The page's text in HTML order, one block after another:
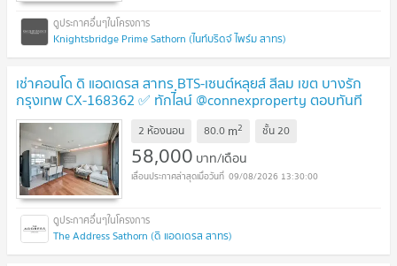
Knightsbridge Prime Sathorn (ไนท์บริดจ์ ไพร์ม สาทร)
เช่าคอนโด ดิ แอดเดรส สาทร ฺBTS-เซนต์หลุยส์ สีลม เขต บางรัก
กรุงเทพ CX-168362 ✅ ทักไลน์ @connexproperty ตอบทันที
ทีมงานมืออาชีพ ✅
2 ห้องนอน 80.0 m2 ชั้น20
58,000 บาท/เดือน
09/08/2026 13:30:00
The Address Sathorn (ดิ แอดเดรส สาทร)